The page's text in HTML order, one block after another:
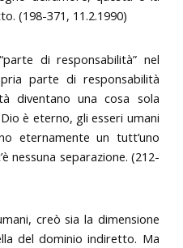
(198-371, 11.2.1990)
di responsabilità” nel
parte di responsabilità
diventano una cosa sola
Dio è eterno, gli esseri umani
eternamente un tutt’uno
nessuna separazione. (212-
creò sia la dimensione
del dominio indiretto. Ma